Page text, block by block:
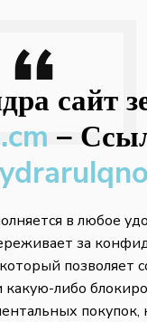
сайт
–
в любое
за
позволяет
либо